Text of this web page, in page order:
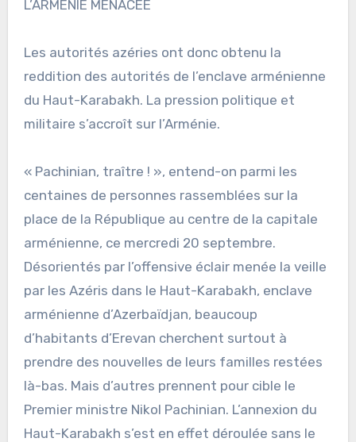
L’ARMENIE MENACEE
Les autorités azéries ont donc obtenu la
reddition des autorités de l’enclave arménienne
du Haut-Karabakh. La pression politique et
militaire s’accroît sur l’Arménie.
« Pachinian, traître ! », entend-on parmi les
centaines de personnes rassemblées sur la
place de la République au centre de la capitale
arménienne, ce mercredi 20 septembre.
Désorientés par l’offensive éclair menée la veille
par les Azéris dans le Haut-Karabakh, enclave
arménienne d’Azerbaïdjan, beaucoup
d’habitants d’Erevan cherchent surtout à
prendre des nouvelles de leurs familles restées
là-bas. Mais d’autres prennent pour cible le
Premier ministre Nikol Pachinian. L’annexion du
Haut-Karabakh s’est en effet déroulée sans le